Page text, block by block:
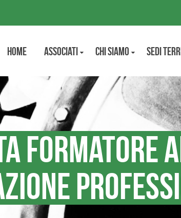
Home Associati CHI SIAMO Sedi
formatore